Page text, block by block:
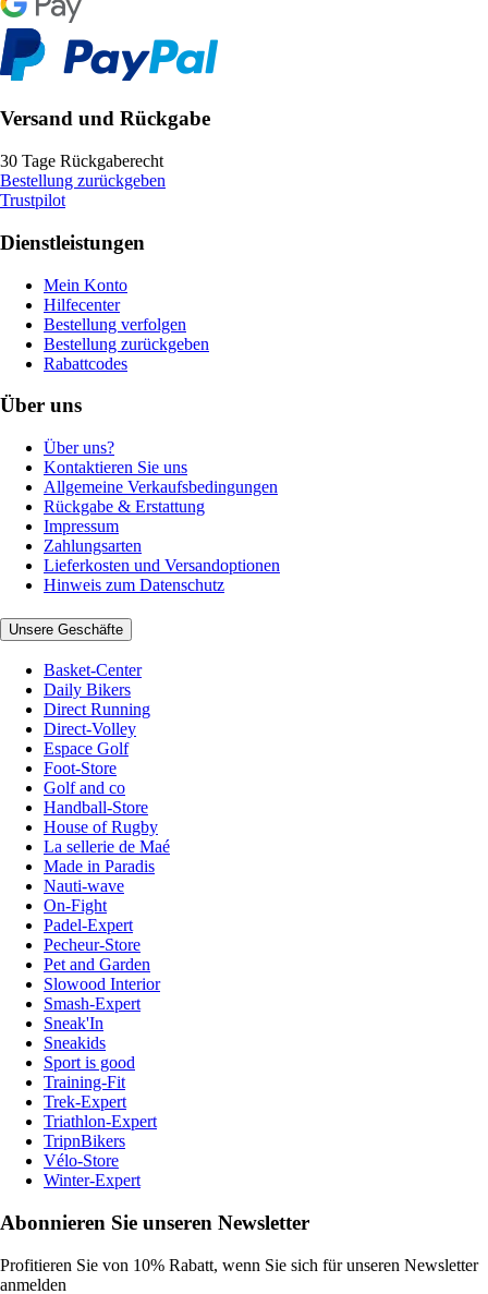
Versand und Rückgabe
30 Tage Rückgaberecht
Bestellung zurückgeben
Trustpilot
Dienstleistungen
Mein Konto
Hilfecenter
Bestellung verfolgen
Bestellung zurückgeben
Rabattcodes
Über uns
Über uns?
Kontaktieren Sie uns
Allgemeine Verkaufsbedingungen
Rückgabe & Erstattung
Impressum
Zahlungsarten
Lieferkosten und Versandoptionen
Hinweis zum Datenschutz
Unsere Geschäfte
Basket-Center
Daily Bikers
Direct Running
Direct-Volley
Espace Golf
Foot-Store
Golf and co
Handball-Store
House of Rugby
La sellerie de Maé
Made in Paradis
Nauti-wave
On-Fight
Padel-Expert
Pecheur-Store
Pet and Garden
Slowood Interior
Smash-Expert
Sneak'In
Sneakids
Sport is good
Training-Fit
Trek-Expert
Triathlon-Expert
TripnBikers
Vélo-Store
Winter-Expert
Abonnieren Sie unseren Newsletter
Profitieren Sie von 10% Rabatt, wenn Sie sich für unseren Newsletter
anmelden